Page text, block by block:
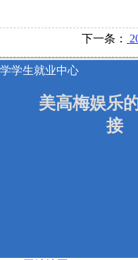
下一条：
学生就业中心
美高梅娱乐
接